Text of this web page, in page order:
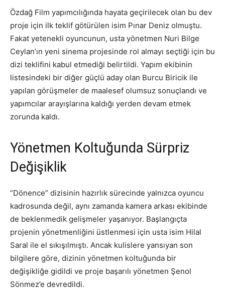
Özdağ Film yapımcılığında hayata geçirilecek olan bu dev
proje için ilk teklif götürülen isim Pınar Deniz olmuştu.
Fakat yetenekli oyuncunun, usta yönetmen Nuri Bilge
Ceylan’ın yeni sinema projesinde rol almayı seçtiği için bu
dizi teklifini kabul etmediği belirtildi. Yapım ekibinin
listesindeki bir diğer güçlü aday olan Burcu Biricik ile
yapılan görüşmeler de maalesef olumsuz sonuçlandı ve
yapımcılar arayışlarına kaldığı yerden devam etmek
zorunda kaldı.
Yönetmen Koltuğunda Sürpriz
Değişiklik
“Dönence” dizisinin hazırlık sürecinde yalnızca oyuncu
kadrosunda değil, aynı zamanda kamera arkası ekibinde
de beklenmedik gelişmeler yaşanıyor. Başlangıçta
projenin yönetmenliğini üstlenmesi için usta isim Hilal
Saral ile el sıkışılmıştı. Ancak kulislere yansıyan son
bilgilere göre, dizinin yönetmen koltuğunda bir
değişikliğe gidildi ve proje başarılı yönetmen Şenol
Sönmez’e devredildi.